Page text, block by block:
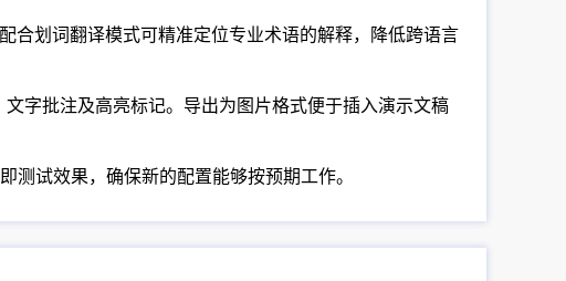
合划词翻译模式可精准定位专业术语的解释，降低跨语言
字批注及高亮标记。导出为图片格式便于插入演示文稿
测试效果，确保新的配置能够按预期工作。